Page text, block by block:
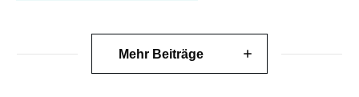
Mehr Beiträge